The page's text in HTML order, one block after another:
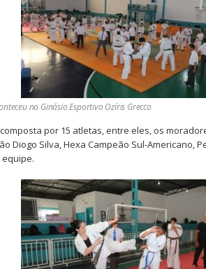
no Ginásio Esportivo Ozíris Grecco
por 15 atletas, entre eles, os
Diogo Silva, Hexa Campeão Sul-Americano,